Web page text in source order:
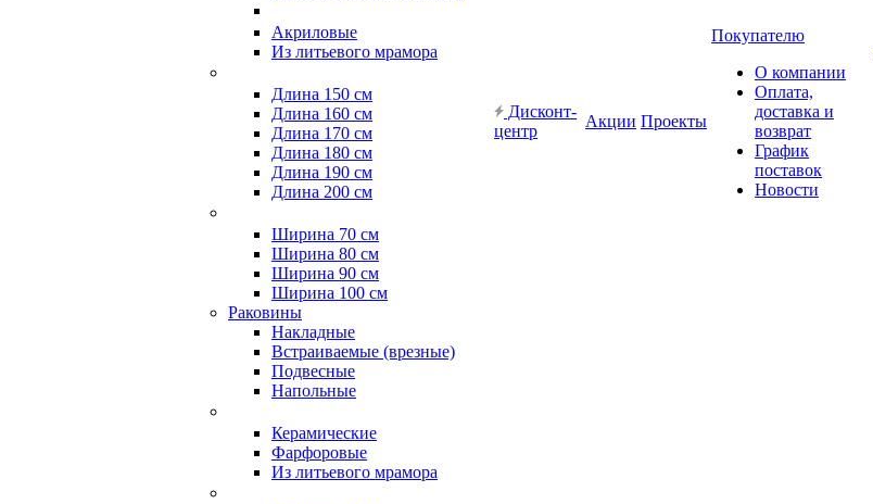
Акриловые
Из литьевого мрамора
Длина 150 см
Длина 160 см
Длина 170 см
Длина 180 см
Длина 190 см
Длина 200 см
Ширина 70 см
Ширина 80 см
Ширина 90 см
Ширина 100 см
Раковины
Накладные
Встраиваемые (врезные)
Подвесные
Напольные
Керамические
Фарфоровые
Из литьевого мрамора
Дисконт-
центр
Акции Проекты
Покупателю
О компании
Оплата,
доставка и
возврат
График
поставок
Новости